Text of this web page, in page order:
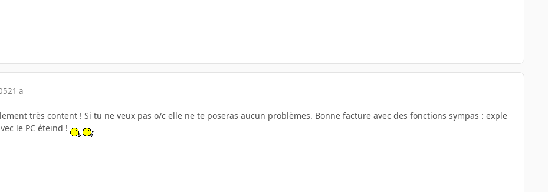
21 a
très content ! Si tu ne veux pas o/c elle ne te poseras aucun problèmes. Bonne facture avec des fonctions sympas : exple
le PC éteind !